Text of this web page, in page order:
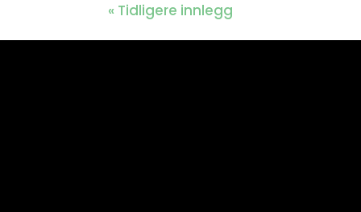
« Tidligere innlegg